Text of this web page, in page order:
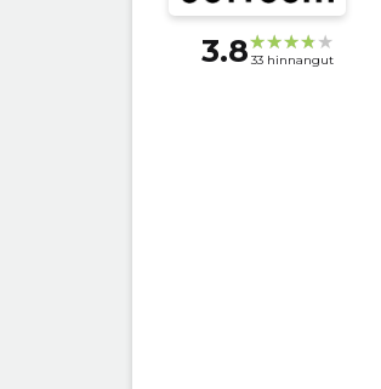
3.8 33 hinnangut